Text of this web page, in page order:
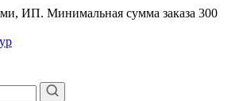
ИП. Минимальная сумма заказа 300